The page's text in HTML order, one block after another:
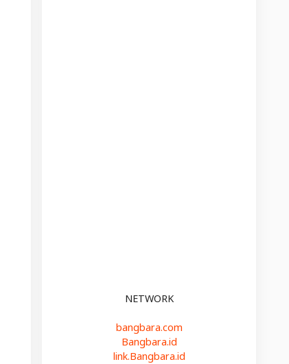
NETWORK
bangbara.com
Bangbara.id
link.Bangbara.id